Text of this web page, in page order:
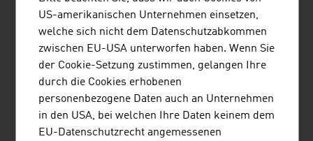
Starlinger ist Weltmarktführer bei Maschinen und
Prozesstechnologie für gewebte Kunststoffsäcke - von
Bändchenextrusionsanlagen und Rundwebmaschinen
bis hin zu Anlagen für Beschichtung, Bedruckung und
Konfektion. Auf diesen Anlagen produzieren Kunden
weltweit innovative Verpackungen wie AD*STAR®,
PP*STAR® oder Gewebe ...
US-amerikanischen Unternehmen einsetzen,
welche sich nicht dem Datenschutzabkommen
zwischen EU-USA unterworfen haben. Wenn Sie
der Cookie-Setzung zustimmen, gelangen Ihre
durch die Cookies erhobenen
personenbezogene Daten auch an Unternehmen
in den USA, bei welchen Ihre Daten keinem dem
EU-Datenschutzrecht angemessenen